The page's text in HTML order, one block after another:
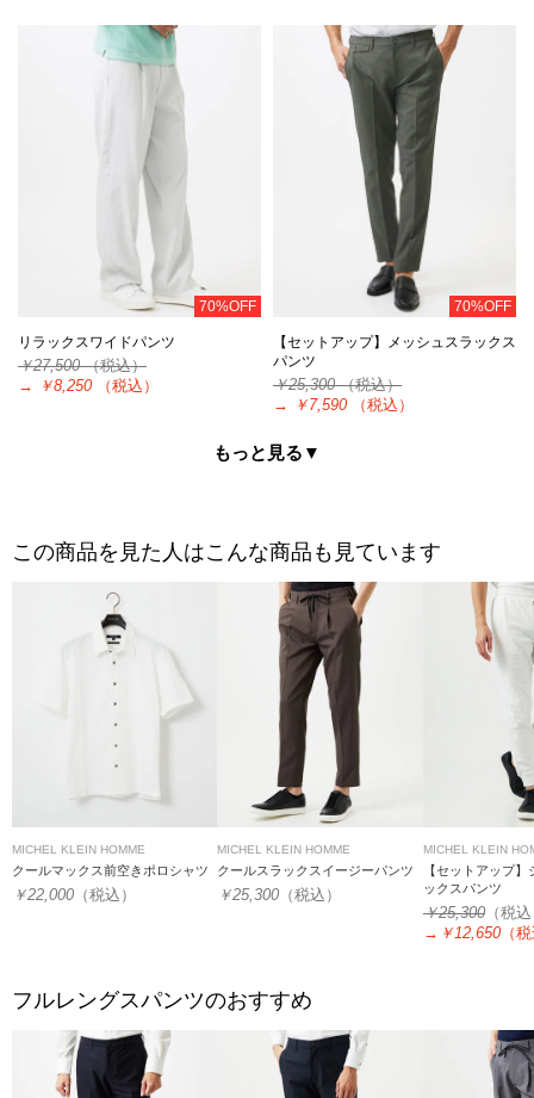
70%OFF
リラックスワイドパンツ
￥27,500（税込）
→
￥8,250 （税込）
70%OFF
【セットアップ】メッシュスラックス
パンツ
￥25,300（税込）
→
￥7,590 （税込）
もっと見る▼
この商品を見た人はこんな商品も見ています
MICHEL KLEIN HOMME
クールマックス前空きポロシャツ
￥22,000 （税込）
MICHEL KLEIN HOMME
クールスラックスイージーパンツ
￥25,300 （税込）
MICHEL KLEIN
【セットアップ
ックスパンツ
￥25,300（税
→ ￥12,650（
フルレングスパンツのおすすめ